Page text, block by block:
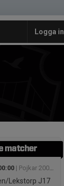
Logga in
matcher
| Pojkar 2009-2010(16-17 år) Medel Grupp A
Lekstorp J17